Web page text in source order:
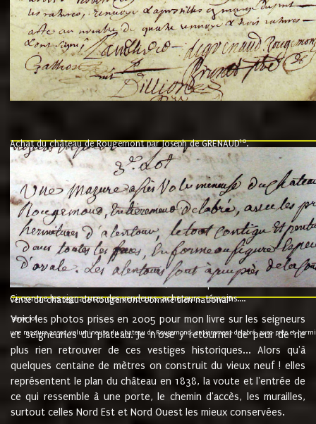
Achat du château de Rougemont par Joseph de GRENAUD10.
"l'an mil six cent soixante treze le ving neuvième jour du mois de
nommé fut présent Messire Claude Guillaume de Moyriat chevalier baron
vend, purement simplement et irrevocablement a monseigneur monsieur
et chavannes conseiller du roy au parlement de Bourgogne, present et
que le dit seigneur Baron de la Vellière a sur ses hommes, indivisables et
de la Velliere tout ainsi et comme le dit seigneur Baron et ses
présent......"
suivent les rentes, donation des terriers, etc... au prix de 880 livre louis
Ci contre les signatures des vendeurs, acheteurs, témoins....
vente du château de Rougemont comme bien national9.
"3ème lot
une mazure assez volumineuse du chateau de Rougemond, entierement delabré, avec près et
Voici les photos prises en 2005 pour mon livre sur les seigneurs
et seigneuries du plateau. Je n'ose y retourner de peur de ne
plus rien retrouver de ces vestiges historiques... Alors qu'à
quelques centaine de mètres on construit du vieux neuf ! elles
représentent le plan du château en 1838, la voute et l'entrée de
ce qui ressemble à une porte, le chemin d'accès, les murailles,
surtout celles Nord Est et Nord Ouest les mieux conservées.